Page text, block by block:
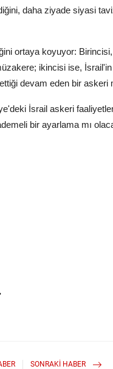
daha ziyade siyasi
ortaya koyuyor:
ikincisi ise,
devam eden bir askeri
İsrail askeri
bir ayarlama mı
SONRAKI HABER